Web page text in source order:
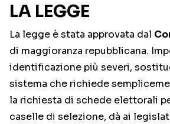
LA LEGGE
La legge è stata approvata dal
di maggioranza repubblicana.
identificazione più severi,
sistema che richiede
la richiesta di schede elettorali
caselle di selezione, dà ai